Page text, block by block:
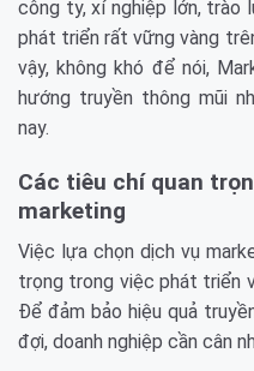
công ty, xí nghiệp lớn, trào
phát triển rất vững vàng
vậy, không khó để nói,
hướng truyền thông mũi
nay.
Các tiêu chí quan
marketing
Việc lựa chọn dịch vụ
trọng trong việc phát triển
Để đảm bảo hiệu quả
đợi, doanh nghiệp cần cân